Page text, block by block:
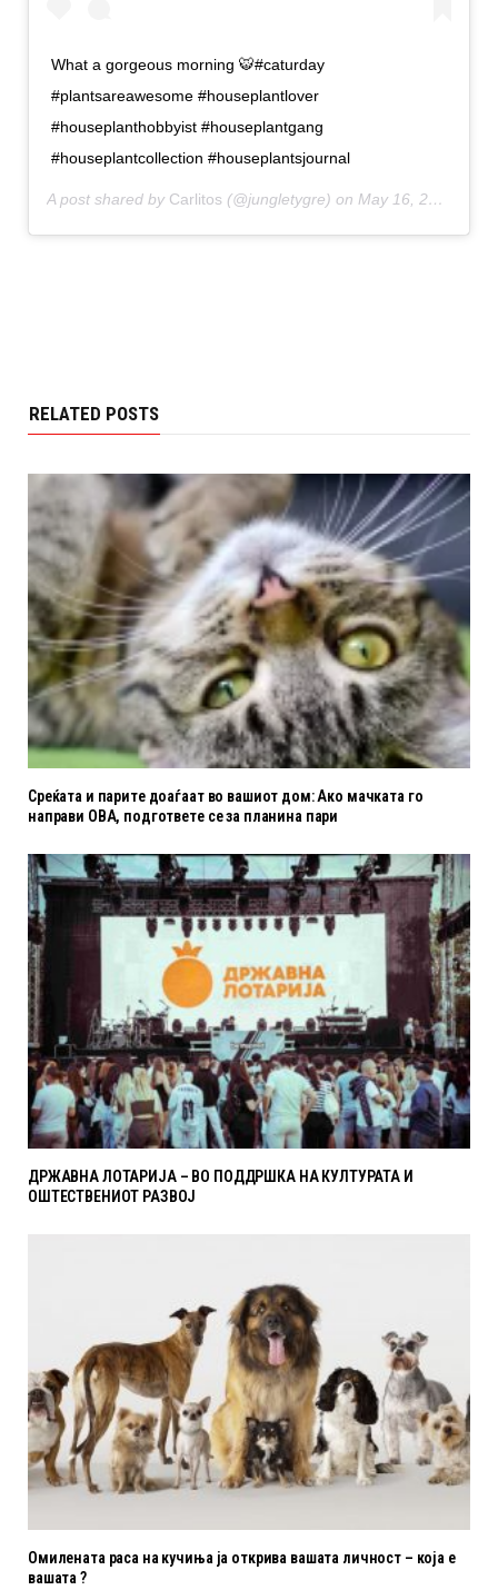
What a gorgeous morning 🐯#caturday
#plantsareawesome #houseplantlover
#houseplanthobbyist #houseplantgang
#houseplantcollection #houseplantsjournal
A post shared by Carlitos (@jungletygre) on May 16, 2020 at 8:37am PDT
RELATED POSTS
Среќата и парите доаѓаат во вашиот дом: Ако мачката го
направи ОВА, подгответе се за планина пари
ДРЖАВНА ЛОТАРИЈА – ВО ПОДДРШКА НА КУЛТУРАТА И
ОШТЕСТВЕНИОТ РАЗВОЈ
Омилената раса на кучиња ја открива вашата личност – која е
вашата ?